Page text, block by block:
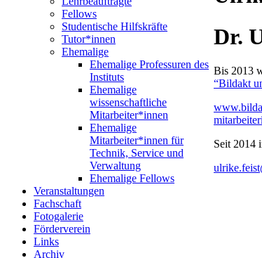
Fellows
Studentische Hilfskräfte
Tutor*innen
Ehemalige
Ehemalige Professuren des
Instituts
Ehemalige
wissenschaftliche
Mitarbeiter*innen
Ehemalige
Mitarbeiter*innen für
Technik, Service und
Verwaltung
Ehemalige Fellows
Veranstaltungen
Fachschaft
Fotogalerie
Förderverein
Links
Archiv
Dr.
Bis 2013
“Bildakt
Seit 2014